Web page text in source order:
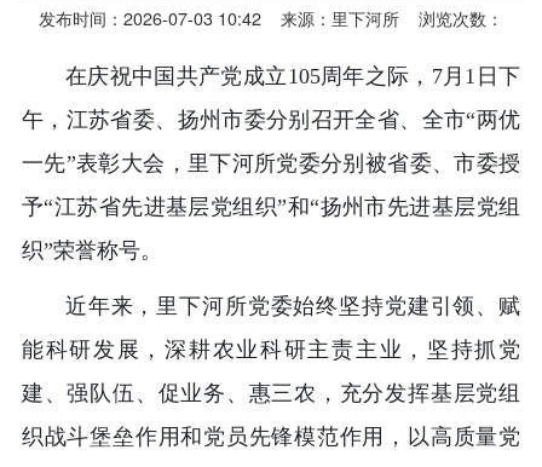
发布时间：2026-07-03 10:42 来源：里下河所 浏览次数：
在庆祝中国共产党成立105周年之际，7月1日下
午，江苏省委、扬州市委分别召开全省、全市“两优
一先”表彰大会，里下河所党委分别被省委、市委授
予“江苏省先进基层党组织”和“扬州市先进基层党组
织”荣誉称号。
近年来，里下河所党委始终坚持党建引领、赋
能科研发展，深耕农业科研主责主业，坚持抓党
建、强队伍、促业务、惠三农，充分发挥基层党组
织战斗堡垒作用和党员先锋模范作用，以高质量党